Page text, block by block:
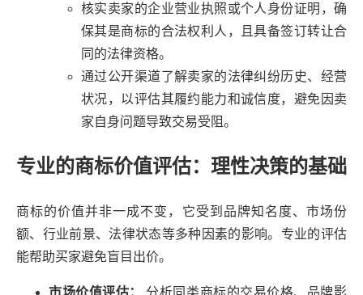
核实卖家的企业营业执照或个人身份证明，确
保其是商标的合法权利人，且具备签订转让合
同的法律资格。
通过公开渠道了解卖家的法律纠纷历史、经营
状况，以评估其履约能力和诚信度，避免因卖
家自身问题导致交易受阻。
专业的商标价值评估：理性决策的基础
商标的价值并非一成不变，它受到品牌知名度、市场份
额、行业前景、法律状态等多种因素的影响。专业的评估
能帮助买家避免盲目出价。
市场价值评估： 分析同类商标的交易价格、品牌影